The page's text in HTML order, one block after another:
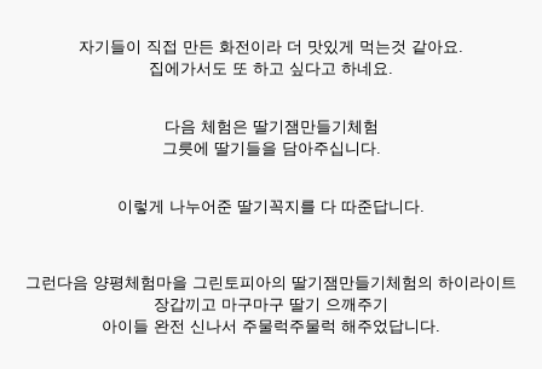
자기들이 직접 만든 화전이라 더 맛있게 먹는것 같아요.
집에가서도 또 하고 싶다고 하네요.
다음 체험은 딸기잼만들기체험
그릇에 딸기들을 담아주십니다.
이렇게 나누어준 딸기꼭지를 다 따준답니다.
그런다음 양평체험마을 그린토피아의 딸기잼만들기체험의 하이라이트
장갑끼고 마구마구 딸기 으깨주기
아이들 완전 신나서 주물럭주물럭 해주었답니다.